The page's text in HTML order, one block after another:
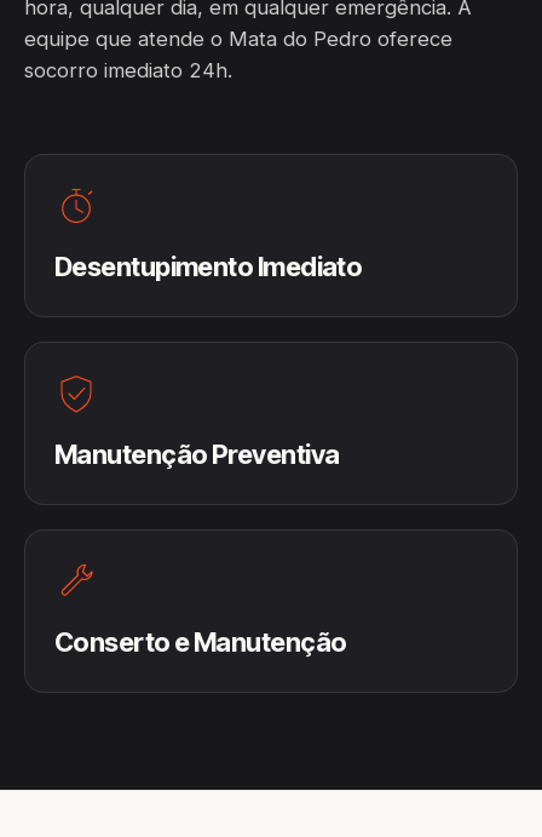
hora, qualquer dia, em qualquer emergência. A
equipe que atende o Mata do Pedro oferece
socorro imediato 24h.
Desentupimento Imediato
Manutenção Preventiva
Conserto e Manutenção